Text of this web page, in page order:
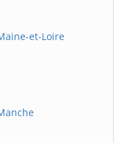
et-Loire